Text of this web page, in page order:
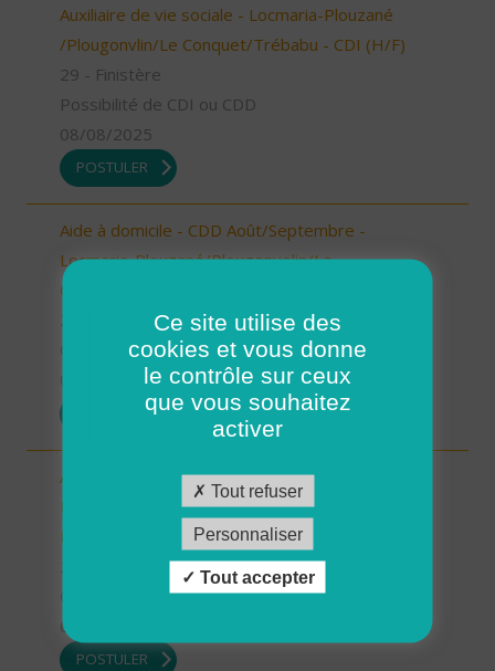
Auxiliaire de vie sociale - Locmaria-Plouzané
/Plougonvlin/Le Conquet/Trébabu - CDI (H/F)
29 - Finistère
Possibilité de CDI ou CDD
08/08/2025
POSTULER
Aide à domicile - CDD Août/Septembre -
Locmaria-Plouzané/Plougonvelin/Le
Conquet/Trébabu (H/F)
29 - Finistère
08/08/2025
POSTULER
Aide à domicile - CDD Août/Septembre -
Ploudalmézeau, Lampaul-Ploudalmézeau, St
Pabu (H/F)
08/08/2025
POSTULER
Ce site utilise des
cookies et vous donne
le contrôle sur ceux
que vous souhaitez
activer
Tout refuser
Personnaliser
Tout accepter